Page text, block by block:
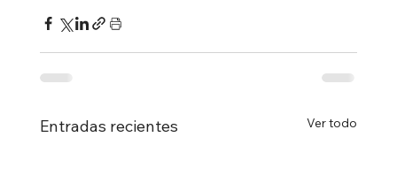
Entradas recientes Ver todo